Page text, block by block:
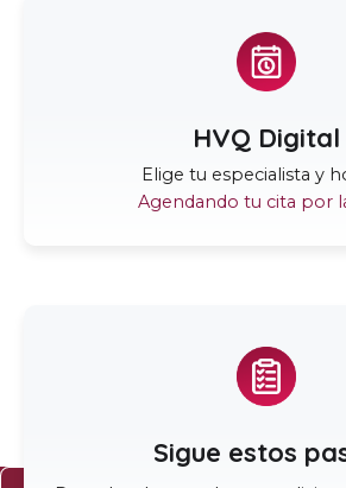
HVQ Digital
Elige tu especialista y
Agendando tu cita por
Sigue estos